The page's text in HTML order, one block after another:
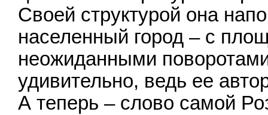
Своей структурой она
населенный город – с
неожиданными
удивительно, ведь ее
А теперь – слово самой